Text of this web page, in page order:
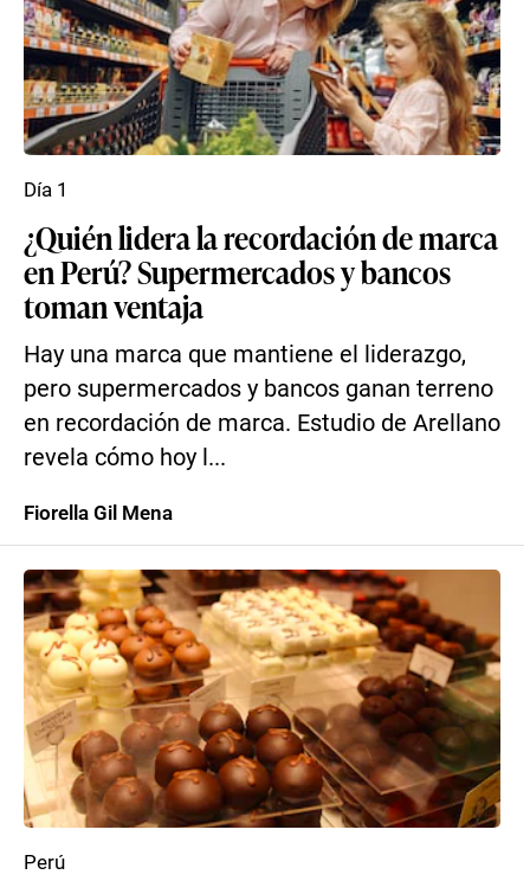
¿Quién lidera la recordación de marca
en Perú? Supermercados y bancos
toman ventaja
Hay una marca que mantiene el liderazgo,
pero supermercados y bancos ganan terreno
en recordación de marca. Estudio de Arellano
revela cómo hoy l...
Día 1
Fiorella Gil Mena
Perú